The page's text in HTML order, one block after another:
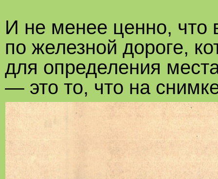
И не менее ценно, что
по железной дороге,
для определения
— это то, что на